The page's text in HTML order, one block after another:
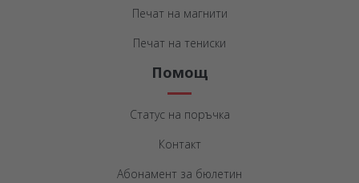
Печат на магнити
Печат на тениски
Помощ
Статус на поръчка
Контакт
Абонамент за бюлетин